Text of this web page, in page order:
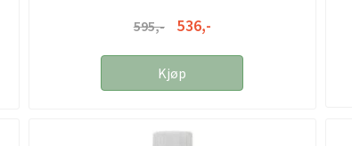
595,- 536,-
Kjøp